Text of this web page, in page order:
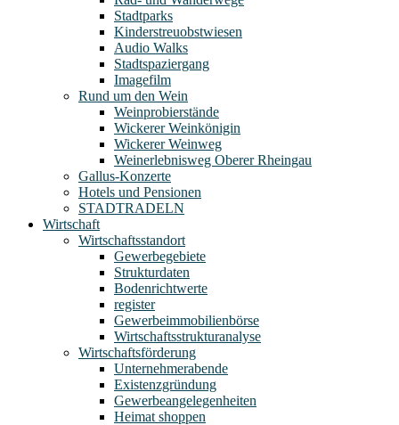
Stadtparks
Kinderstreuobstwiesen
Audio Walks
Stadtspaziergang
Imagefilm
Rund um den Wein
Weinprobierstände
Wickerer Weinkönigin
Wickerer Weinweg
Weinerlebnisweg Oberer Rheingau
Gallus-Konzerte
Hotels und Pensionen
STADTRADELN
Wirtschaft
Wirtschaftsstandort
Gewerbegebiete
Strukturdaten
Bodenrichtwerte
register
Gewerbeimmobilienbörse
Wirtschaftsstrukturanalyse
Wirtschaftsförderung
Unternehmerabende
Existenzgründung
Gewerbeangelegenheiten
Heimat shoppen